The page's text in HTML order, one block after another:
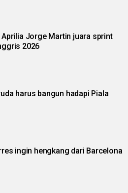
Aprilia Jorge Martin juara sprint
2026
harus bangun hadapi Piala
ingin hengkang dari Barcelona